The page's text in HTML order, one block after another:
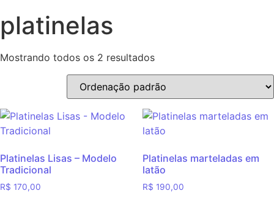
platinelas
Mostrando todos os 2 resultados
Platinelas Lisas – Modelo
Tradicional
R$ 170,00
Platinelas marteladas em
latão
R$ 190,00